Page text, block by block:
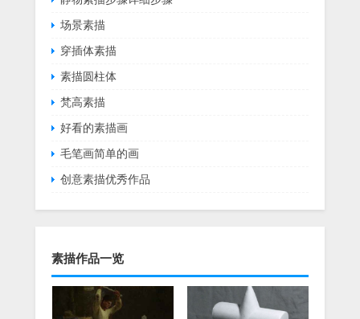
场景素描
穿插体素描
素描圆柱体
梵高素描
好看的素描画
毛笔画简单的画
创意素描优秀作品
素描作品一览